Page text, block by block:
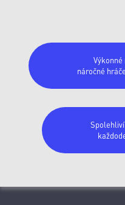
Výkonné
náročné